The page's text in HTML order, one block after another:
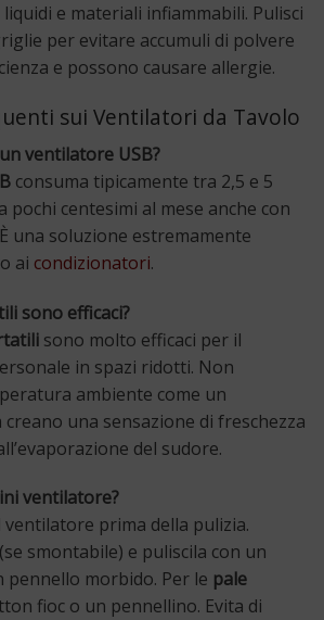
e materiali infiammabili. Pulisci
per evitare accumuli di polvere
e possono causare allergie.
sui Ventilatori da Tavolo
ventilatore USB?
consuma tipicamente tra 2,5 e 5
pochi centesimi al mese anche con
una soluzione estremamente
ai condizionatori.
sono efficaci?
sono molto efficaci per il
in spazi ridotti. Non
ambiente come un
una sensazione di freschezza
del sudore.
ventilatore?
ventilatore prima della pulizia.
smontabile) e puliscila con un
pennello morbido. Per le pale
fioc o un pennellino. Evita di